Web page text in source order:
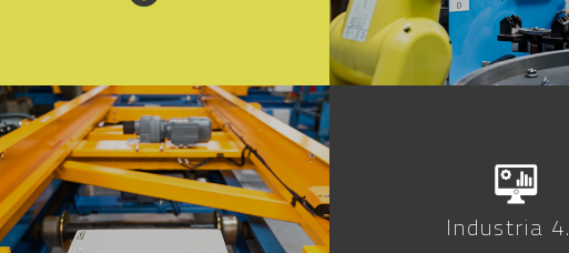
Industria